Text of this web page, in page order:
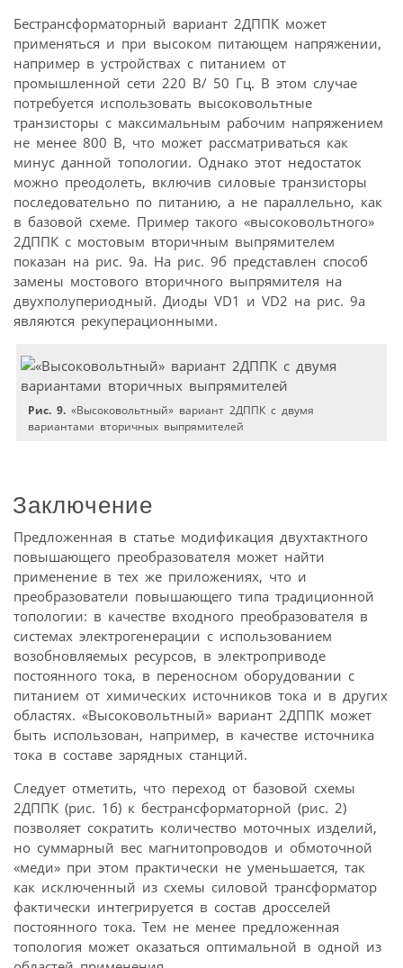
Бестрансформаторный вариант 2ДППК может
применяться и при высоком питающем напряжении,
например в устройствах с питанием от
промышленной сети 220 В/ 50 Гц. В этом случае
потребуется использовать высоковольтные
транзисторы с максимальным рабочим напряжением
не менее 800 В, что может рассматриваться как
минус данной топологии. Однако этот недостаток
можно преодолеть, включив силовые транзисторы
последовательно по питанию, а не параллельно, как
в базовой схеме. Пример такого «высоковольтного»
2ДППК с мостовым вторичным выпрямителем
показан на рис. 9а. На рис. 9б представлен способ
замены мостового вторичного выпрямителя на
двухполупериодный. Диоды VD1 и VD2 на рис. 9а
являются рекуперационными.
Рис. 9. «Высоковольтный» вариант 2ДППК с двумя
вариантами вторичных выпрямителей
Заключение
Предложенная в статье модификация двухтактного
повышающего преобразователя может найти
применение в тех же приложениях, что и
преобразователи повышающего типа традиционной
топологии: в качестве входного преобразователя в
системах электрогенерации с использованием
возобновляемых ресурсов, в электроприводе
постоянного тока, в переносном оборудовании с
питанием от химических источников тока и в других
областях. «Высоковольтный» вариант 2ДППК может
быть использован, например, в качестве источника
тока в составе зарядных станций.
Следует отметить, что переход от базовой схемы
2ДППК (рис. 1б) к бестрансформаторной (рис. 2)
позволяет сократить количество моточных изделий,
но суммарный вес магнито­проводов и обмоточной
«меди» при этом практически не уменьшается, так
как исключенный из схемы силовой трансформатор
фактически интегрируется в состав дросселей
постоянного тока. Тем не менее предложенная
топология может оказаться оптимальной в одной из